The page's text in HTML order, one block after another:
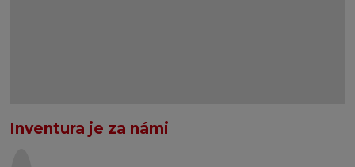
Inventura je za námi